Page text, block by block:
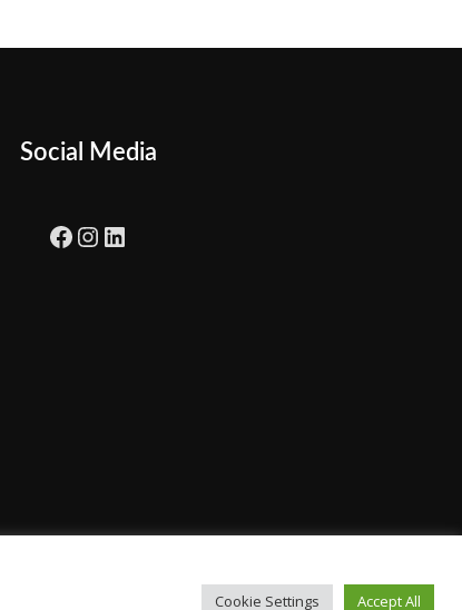
Social Media
Facebook
Instagram
LinkedIn
Cookie Settings Accept All